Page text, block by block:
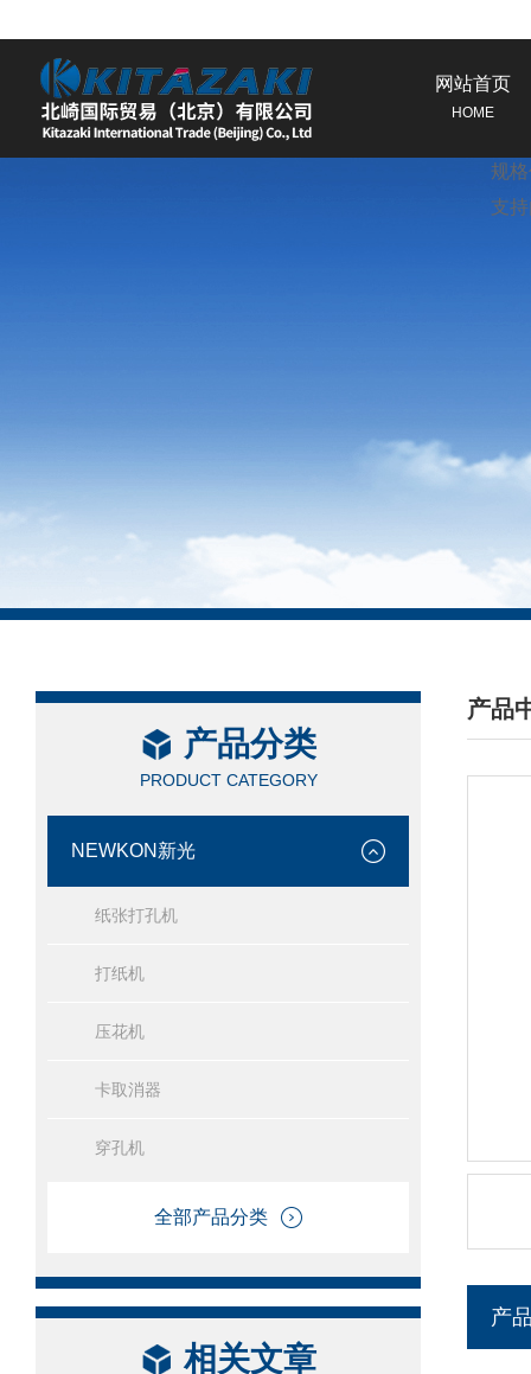
网站首页
HOME
产品分类
PRODUCT CATEGORY
NEWKON新光
纸张打孔机
打纸机
压花机
卡取消器
穿孔机
全部产品分类
相关文章
产品
/
产
规
支